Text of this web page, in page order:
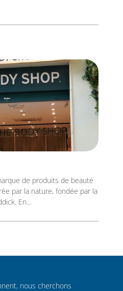
de produits de beauté
par la nature, fondée par la
En...
nous cherchons